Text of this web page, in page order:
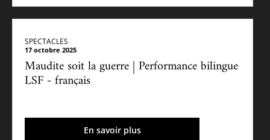
SPECTACLES
17 octobre 2025
Maudite soit la guerre | Performance bilingue
LSF - français
En savoir plus